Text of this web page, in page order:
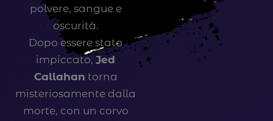
polvere, sangue e
oscurità.
Dopo essere stato
impiccato, Jed
Callahan torna
misteriosamente dalla
morte, con un corvo